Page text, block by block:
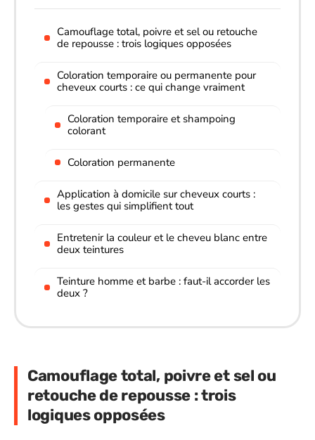
Camouflage total, poivre et sel ou retouche
de repousse : trois logiques opposées
Coloration temporaire ou permanente pour
cheveux courts : ce qui change vraiment
Coloration temporaire et shampoing
colorant
Coloration permanente
Application à domicile sur cheveux courts :
les gestes qui simplifient tout
Entretenir la couleur et le cheveu blanc entre
deux teintures
Teinture homme et barbe : faut-il accorder les
deux ?
Camouflage total, poivre et sel ou
retouche de repousse : trois
logiques opposées